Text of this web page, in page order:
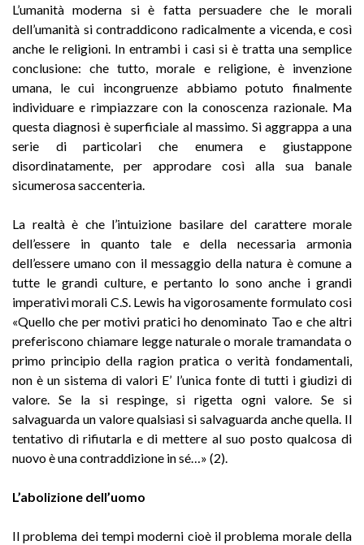
L’umanità moderna si è fatta persuadere che le morali
dell’umanità si contraddicono radicalmente a vicenda, e così
anche le religioni. In entrambi i casi si è tratta una semplice
conclusione: che tutto, morale e religione, è invenzione
umana, le cui incongruenze abbiamo potuto finalmente
individuare e rimpiazzare con la conoscenza razionale. Ma
questa diagnosi è superficiale al massimo. Si aggrappa a una
serie di particolari che enumera e giustappone
disordinatamen­te, per approdare così alla sua banale
sicumerosa saccenteria.
La realtà è che l’intuizione basilare del carattere morale
dell’essere in quanto tale e della necessaria armonia
dell’essere umano con il messaggio della natura è comune a
tutte le grandi culture, e pertanto lo sono anche i grandi
imperativi morali C.S. Lewis ha vigorosamente formulato cosi
«Quello che per motivi pratici ho denominato Tao e che altri
preferiscono chiamare legge naturale o morale tramandata o
primo principio della ragion pratica o verità fondamentali,
non è un sistema di valori E’ l’unica fonte di tutti i giudizi di
valore. Se la si respinge, si rigetta ogni valore. Se si
salvaguarda un valore qualsiasi si salvaguarda anche quella. Il
tentativo di rifiutarla e di mettere al suo posto qualcosa di
nuovo è una contraddizione in sé…» (2).
L’abolizione dell’uomo
Il problema dei tempi moderni cioè il problema morale della